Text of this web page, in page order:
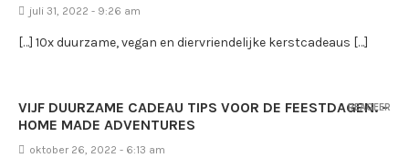
juli 31, 2022 - 9:26 am
[…] 10x duurzame, vegan en diervriendelijke kerstcadeaus […]
VIJF DUURZAME CADEAU TIPS VOOR DE FEESTDAGEN. -
HOME MADE ADVENTURES
oktober 26, 2022 - 6:13 am
REAGEER